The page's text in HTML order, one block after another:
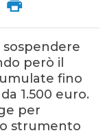
sospendere
però il
fino
1.500 euro.
per
strumento